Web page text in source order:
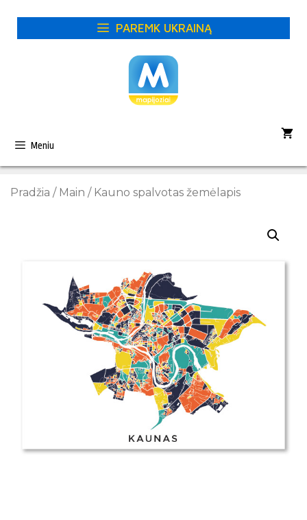
turinio
PAREMK UKRAINĄ
Meniu
Pradžia / Main / Kauno spalvotas žemėlapis